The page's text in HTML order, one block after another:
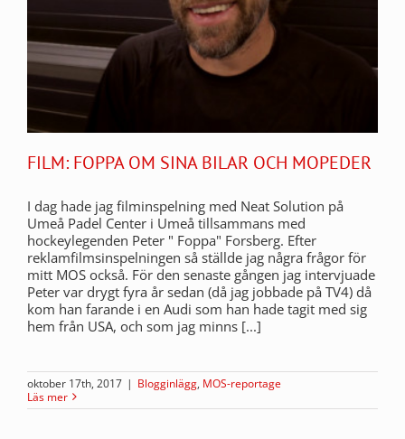
FILM: FOPPA OM SINA BILAR OCH MOPEDER
I dag hade jag filminspelning med Neat Solution på
Umeå Padel Center i Umeå tillsammans med
hockeylegenden Peter " Foppa" Forsberg. Efter
reklamfilmsinspelningen så ställde jag några frågor för
mitt MOS också. För den senaste gången jag intervjuade
Peter var drygt fyra år sedan (då jag jobbade på TV4) då
kom han farande i en Audi som han hade tagit med sig
hem från USA, och som jag minns [...]
oktober 17th, 2017 | Blogginlägg, MOS-reportage
Läs mer